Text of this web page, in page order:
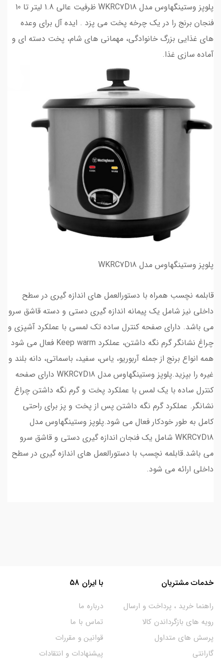
پلوپز وستینگهاوس مدل WKRC7D18 ظرفیت عالی 1.8 لیتر تا 10
فنجان برنج را در یک چرخه پخت می پزد . ایده آل برای وعده
های غذایی بزرگ خانوادگی، مهمانی های شام، پخت دسته ای و
آماده سازی غذا.
پلوپز وستینگهاوس مدل WKRC7D18
قابلمه نچسب همراه با دستورالعمل های اندازه گیری در سطح
داخلی نیز شامل یک پیمانه اندازه گیری دستی و دسته قاشق سرو
می باشد. دارای صفحه کنترل ساده تک لمسی با عملکرد آشپزی و
چراغ نشانگر گرم نگه داشتن، عملکرد Keep warm فعال می شود
همه انواع برنج از جمله آربوریو، یاس، سفید، باسماتی، دانه بلند و
غیره را بپزید.پلوپز وستینگهاوس مدل WKRC7D18 دارای صفحه
کنترل ساده با یک لمس با عملکرد پخت و گرم نگه داشتن چراغ
نشانگر. عملکرد گرم نگه داشتن پس از پخت و پز برای راحتی
کامل به طور خودکار فعال می شود.پلوپز وستینگهاوس مدل
WKRC7D18 شامل یک فنجان اندازه گیری دستی و قاشق سرو
می باشد.قابلمه نچسب با دستورالعمل های اندازه گیری در سطح
داخلی ارائه می شود.
خدمات مشتریان
راهنما خرید ، پرداخت و ارسال
رویه های بازگرداندن کالا
پرسش های متداول
گارانتی
با ایران 58
درباره ما
تماس با ما
قوانین و مقررات
پیشنهادات و انتقادات